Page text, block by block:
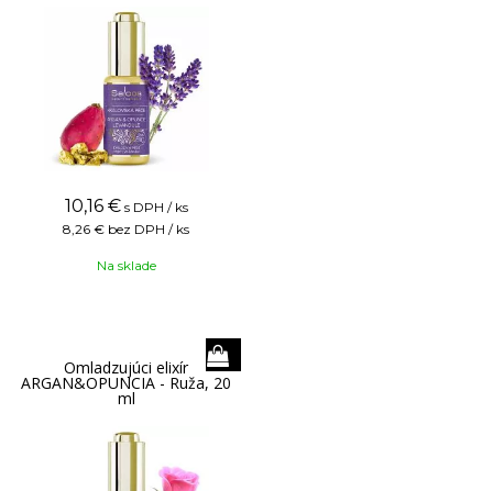
10,16 € s DPH / ks
8,26 € bez DPH / ks
Na sklade
Omladzujúci elixír
ARGAN&OPUNCIA - Ruža, 20
ml